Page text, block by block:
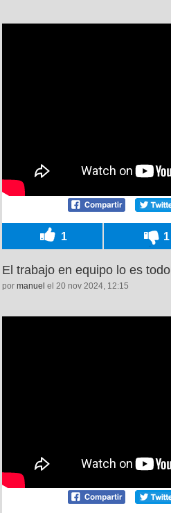
1 1
El trabajo en equipo lo es todo
por manuel el 20 nov 2024, 12:15